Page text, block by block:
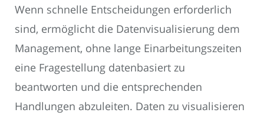
Wenn schnelle Entscheidungen erforderlich
sind, ermöglicht die Datenvisualisierung dem
Management, ohne lange Einarbeitungszeiten
eine Fragestellung datenbasiert zu
beantworten und die entsprechenden
Handlungen abzuleiten. Daten zu visualisieren